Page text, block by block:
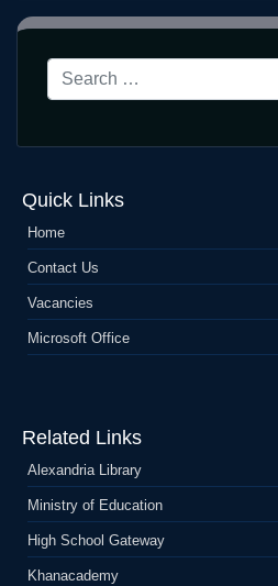
Quick Links
Home
Contact Us
Vacancies
Microsoft Office
Related Links
Alexandria Library
Ministry of Education
High School Gateway
Khanacademy